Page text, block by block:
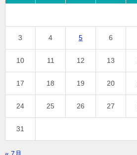
3 4 5 6
10 11 12 13
17 18 19 20
24 25 26 27
31